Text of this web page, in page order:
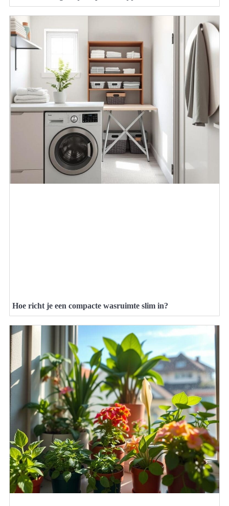
Hoe richt je een compacte wasruimte slim in?